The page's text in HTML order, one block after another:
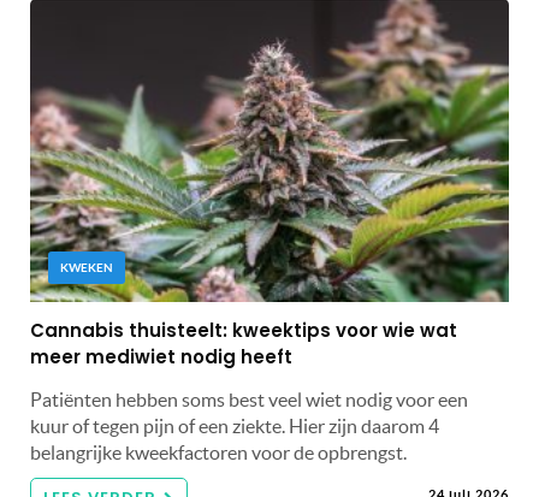
KWEKEN
Cannabis thuisteelt: kweektips voor wie wat
meer mediwiet nodig heeft
Patiënten hebben soms best veel wiet nodig voor een
kuur of tegen pijn of een ziekte. Hier zijn daarom 4
belangrijke kweekfactoren voor de opbrengst.